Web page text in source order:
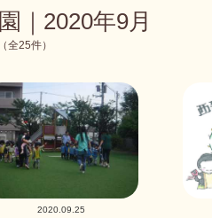
｜2020年9月
全25件）
2020.09.25